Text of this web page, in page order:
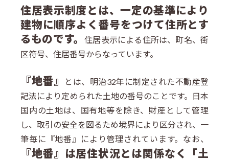
住居表示制度とは、一定の基準により
建物に順序よく番号をつけて住所とす
るものです。住居表示による住所は、町名、街
区符号、住居番号からなっています。
『地番』
とは、明治32年に制定された不動産登
記法により定められた土地の番号のことです。日本
国内の土地は、国有地等を除き、財産として管理
し、取引の安全を図るため境界により区分され、一
筆毎に『地番』により管理されています。なお、
『地番』は居住状況とは関係なく「土